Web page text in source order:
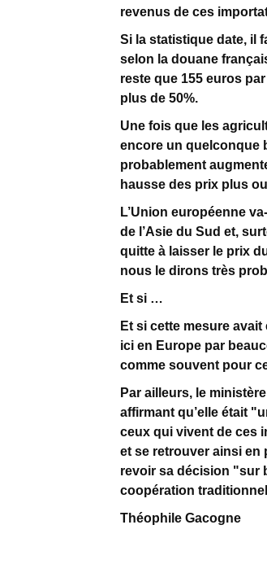
revenus de ces
Si la statistique date, il
selon la douane
reste que 155 euros
plus de 50%.
Une fois que les
encore un quelconque
probablement
hausse des prix plus
L’Union européenne
de l’Asie du Sud et,
quitte à laisser le prix
nous le dirons très
Et si …
Et si cette mesure
ici en Europe par
comme souvent pour
Par ailleurs, le
affirmant qu’elle était
ceux qui vivent de ces
et se retrouver ainsi en
revoir sa décision "sur
coopération
Théophile Gacogne